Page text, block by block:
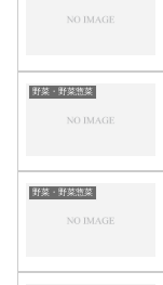
野菜・野菜惣菜
野菜・野菜惣菜